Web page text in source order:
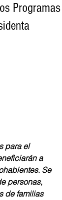
Programas
para el
a
Se
personas,
de familias